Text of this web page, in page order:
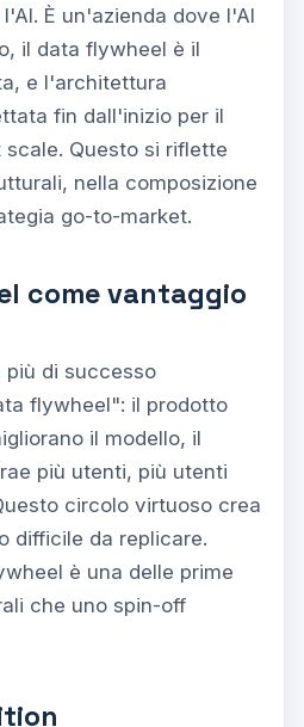
È un'azienda dove l'AI
il data flywheel è il
e l'architettura
fin dall'inizio per il
Questo si riflette
nella composizione
go-to-market.
come vantaggio
più di successo
flywheel": il prodotto
il modello, il
più utenti, più utenti
circolo virtuoso crea
difficile da replicare.
è una delle prime
che uno spin-off